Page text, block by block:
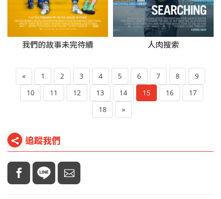
我們的故事未完待續 人肉搜索
« 1 2 3 4 5 6 7 8
9
10
11 12 13 14 15 16
17
18
»
追蹤我們